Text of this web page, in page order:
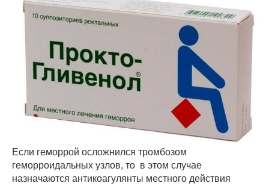
Если геморрой осложнился тромбозом
геморроидальных узлов, то в этом случае
назначаются антикоагулянты местного действия